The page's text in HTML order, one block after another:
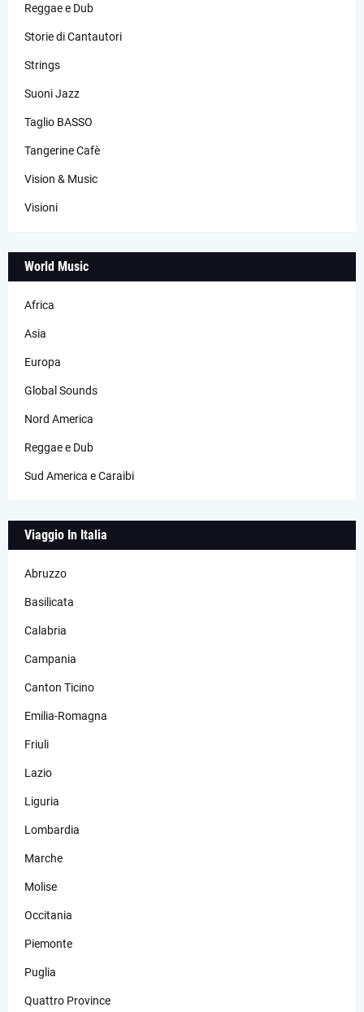
Reggae e Dub
Storie di Cantautori
Strings
Suoni Jazz
Taglio BASSO
Tangerine Cafè
Vision & Music
Visioni
World Music
Africa
Asia
Europa
Global Sounds
Nord America
Reggae e Dub
Sud America e Caraibi
Viaggio In Italia
Abruzzo
Basilicata
Calabria
Campania
Canton Ticino
Emilia-Romagna
Friuli
Lazio
Liguria
Lombardia
Marche
Molise
Occitania
Piemonte
Puglia
Quattro Province